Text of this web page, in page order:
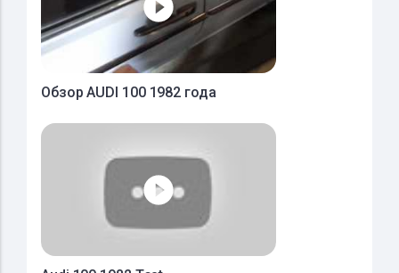
Обзор AUDI 100 1982 года